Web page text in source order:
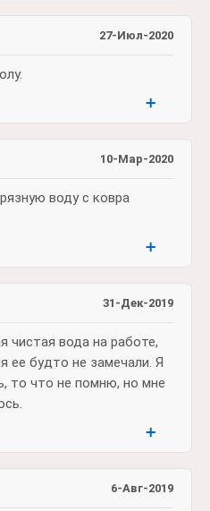
27-Июл-2020
➕
10-Мар-2020
воду с ковра
➕
31-Дек-2019
чистая вода на работе,
ее будто не замечали. Я
то что не помню, но мне
➕
6-Авг-2019